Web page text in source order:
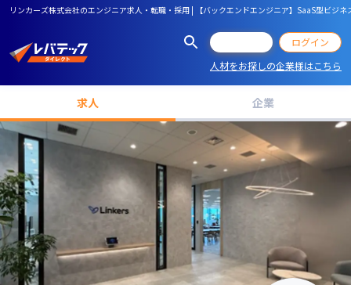
リンカーズ株式会社のエンジニア求人・転職・採用 | 【バックエンドエンジニア】SaaS型ビジ
ログイン
人材をお探しの企業様はこちら
求人 企業